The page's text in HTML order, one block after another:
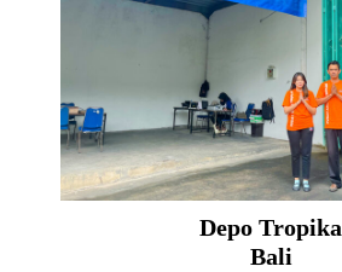
Depo Tropika
Bali